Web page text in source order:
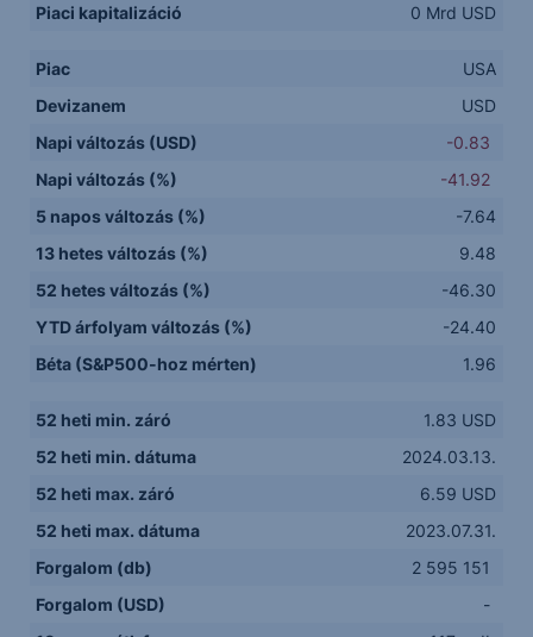
Piaci kapitalizáció
0 Mrd USD
Piac
USA
Devizanem
USD
Napi változás (USD)
-0.83
Napi változás (%)
-41.92
5 napos változás (%)
-7.64
13 hetes változás (%)
9.48
52 hetes változás (%)
-46.30
YTD árfolyam változás (%)
-24.40
Béta (S&P500-hoz mérten)
1.96
52 heti min. záró
1.83 USD
52 heti min. dátuma
2024.03.13.
52 heti max. záró
6.59 USD
52 heti max. dátuma
2023.07.31.
Forgalom (db)
2 595 151
Forgalom (USD)
-